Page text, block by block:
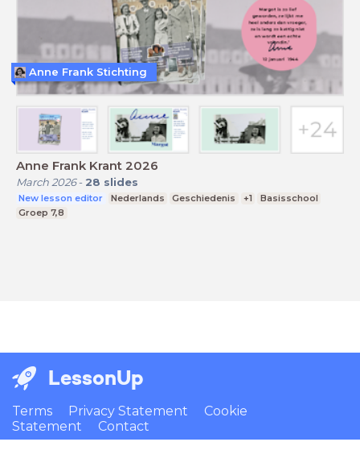
Anne Frank Krant 2026
March 2026- 28 slides
New lesson editor Nederlands Geschiedenis +1
Basisschool
Groep 7,8
Anne Frank Stichting
LessonUp
Terms Privacy Statement
Cookie
Statement
Contact